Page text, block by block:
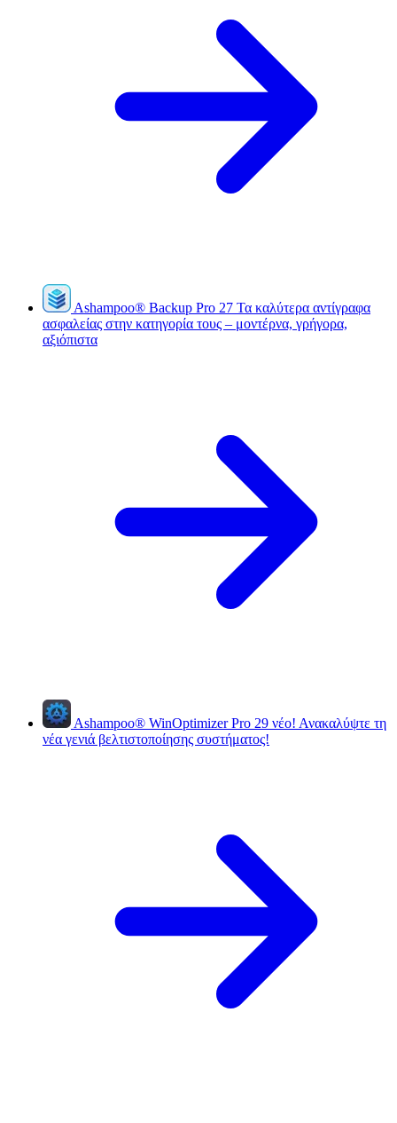
Ashampoo® Backup Pro 27 Τα καλύτερα αντίγραφα
ασφαλείας στην κατηγορία τους – μοντέρνα, γρήγορα,
αξιόπιστα
Ashampoo® WinOptimizer Pro 29 νέο! Ανακαλύψτε τη
νέα γενιά βελτιστοποίησης συστήματος!